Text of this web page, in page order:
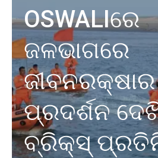
OSWALIରେ
ଜଳଭାଗରେ
ଜୀବନରକ୍ଷାର
ପ୍ରଦର୍ଶନ
ବ୍ରିକ୍ସ୍